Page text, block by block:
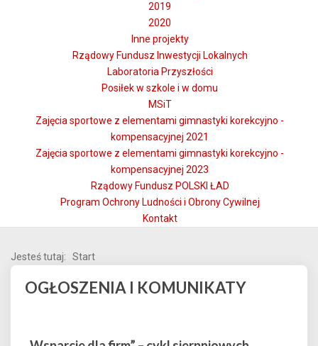
2019
2020
Inne projekty
Rządowy Fundusz Inwestycji Lokalnych
Laboratoria Przyszłości
Posiłek w szkole i w domu
MSiT
Zajęcia sportowe z elementami gimnastyki korekcyjno -
kompensacyjnej 2021
Zajęcia sportowe z elementami gimnastyki korekcyjno -
kompensacyjnej 2023
Rządowy Fundusz POLSKI ŁAD
Program Ochrony Ludności i Obrony Cywilnej
Kontakt
Jesteś tutaj: Start
OGŁOSZENIA I KOMUNIKATY